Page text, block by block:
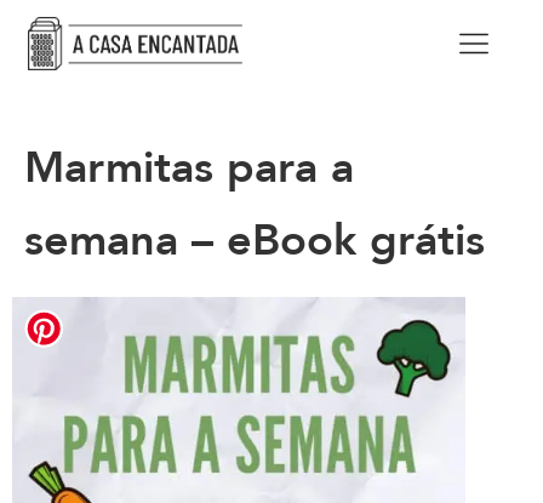
Marmitas para a
semana – eBook grátis